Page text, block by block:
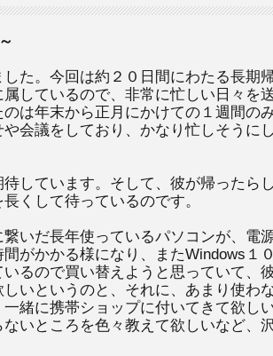
た。今回は約２０日間にわたる長期
しているので、非常に忙しい日々を
は年末から正月にかけての１週間の
会議をしており、かなり忙しそうに
しています。そして、彼が帰ったら
くして待っているのです。
いだ長年使っているパソコンが、電
がかかる様になり、またWindows１
るので買い替えようと思っていて、
いというのと、それに、あまり使わ
緒に携帯ショップに付いてきて欲し
いところを色々教えて欲しいなど、